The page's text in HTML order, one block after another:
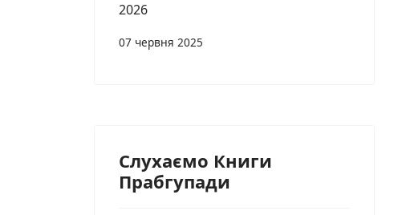
2026
07 червня 2025
Слухаємо Книги
Прабгупади